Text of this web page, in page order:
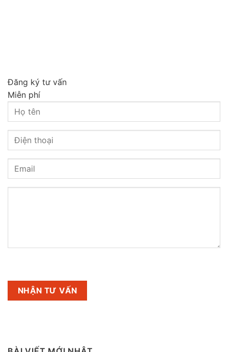
Đăng ký tư vấn
Miễn phí